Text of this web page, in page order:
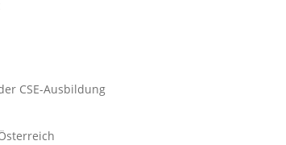
CSE-Ausbildung